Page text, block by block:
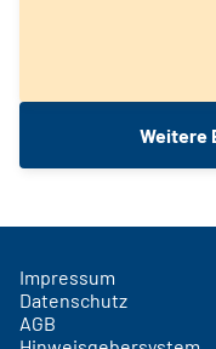
Weitere
Impressum
Datenschutz
AGB